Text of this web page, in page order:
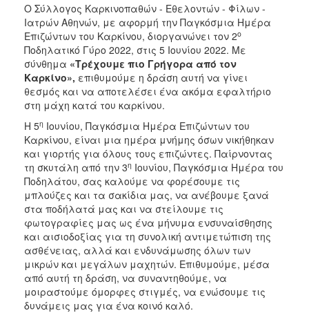
ΔΗΜΟΣ
ΠΟΛΙΤΙΣΜΟΣ
ΑΝΘΕΚΤΙΚΗ
ΠΟΛΗ
Ο Σύλλογος Καρκινοπαθών - Εθελοντών - Φίλων -
Ιατρών Αθηνών, με αφορμή την Παγκόσμια Ημέρα
Επιζώντων του Καρκίνου, διοργανώνει τον 2ο
Ποδηλατικό Γύρο 2022, στις 5 Ιουνίου 2022. Με
σύνθημα «Τρέχουμε πιο Γρήγορα από τον
Καρκίνο», επιθυμούμε η δράση αυτή να γίνει
θεσμός και να αποτελέσει ένα ακόμα εφαλτήριο
στη μάχη κατά του καρκίνου.
Η 5η Ιουνίου, Παγκόσμια Ημέρα Επιζώντων του
Καρκίνου, είναι μια ημέρα μνήμης όσων νικήθηκαν
και γιορτής για όλους τους επιζώντες. Παίρνοντας
τη σκυτάλη από την 3η Ιουνίου, Παγκόσμια Ημέρα του
Ποδηλάτου, σας καλούμε να φορέσουμε τις
μπλούζες και τα σακίδια μας, να ανέβουμε ξανά
στα ποδήλατά μας και να στείλουμε τις
φωτογραφίες μας ως ένα μήνυμα ενσυναίσθησης
και αισιοδοξίας για τη συνολική αντιμετώπιση της
ασθένειας, αλλά και ενδυνάμωσης όλων των
μικρών και μεγάλων μαχητών. Επιθυμούμε, μέσα
από αυτή τη δράση, να συναντηθούμε, να
μοιραστούμε όμορφες στιγμές, να ενώσουμε τις
δυνάμεις μας για ένα κοινό καλό.